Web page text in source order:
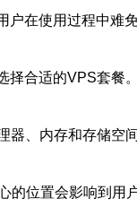
在使用过程中难
合适的VPS套餐
、内存和存储空
位置会影响到用